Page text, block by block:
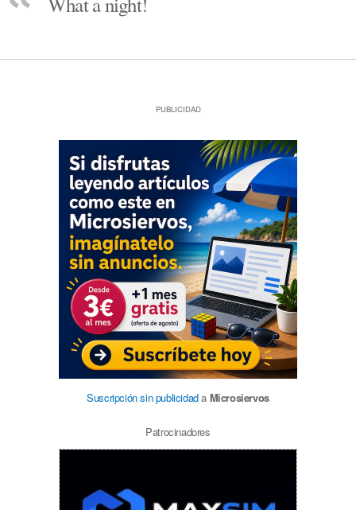
PUBLICIDAD
Suscripción sin publicidada Microsiervos
Patrocinadores